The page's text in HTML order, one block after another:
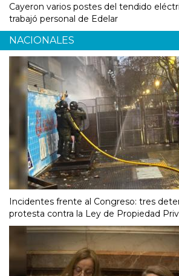
Cayeron varios postes del tendido
trabajó personal de Edelar
NACIONALES
Incidentes frente al Congreso: tres
protesta contra la Ley de Propiedad